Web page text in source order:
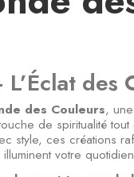
des Couleurs,
de spiritualité
style, ces créations
votre